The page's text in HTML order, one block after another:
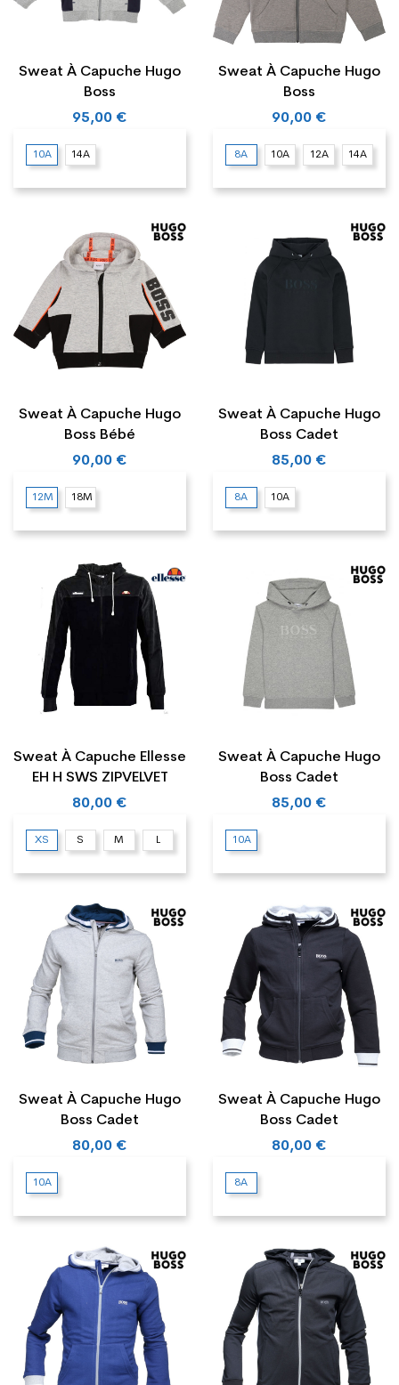
Sweat À Capuche Hugo
Boss
95,00 €
10A 14A
Sweat À Capuche Hugo
Boss
90,00 €
8A 10A 12A 14A
Sweat À Capuche Hugo
Boss Bébé
90,00 €
12M 18M
Sweat À Capuche Hugo
Boss Cadet
85,00 €
8A 10A
Sweat À Capuche Ellesse
EH H SWS ZIPVELVET
80,00 €
XS S M L
Sweat À Capuche Hugo
Boss Cadet
85,00 €
10A
Sweat À Capuche Hugo
Boss Cadet
80,00 €
10A
Sweat À Capuche Hugo
Boss Cadet
80,00 €
8A